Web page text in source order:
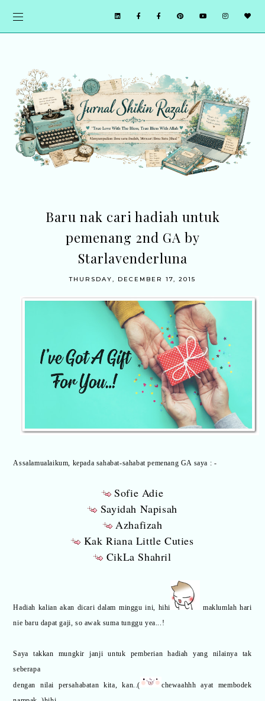
Baru nak cari hadiah untuk
pemenang 2nd GA by
Starlavenderluna
THURSDAY, DECEMBER 17, 2015
Assalamualaikum, kepada sahabat-sahabat pemenang GA saya : -
Sofie Adie
Sayidah Napisah
Azhafizah
Kak Riana Little Cuties
CikLa Shahril
Hadiah kalian akan dicari dalam minggu ini, hihi
maklumlah hari
nie baru dapat gaji, so awak suma tunggu yea...!
Saya takkan mungkir janji untuk pemberian hadiah yang nilainya tak
seberapa
dengan nilai persahabatan kita, kan..(
chewaahhh ayat membodek